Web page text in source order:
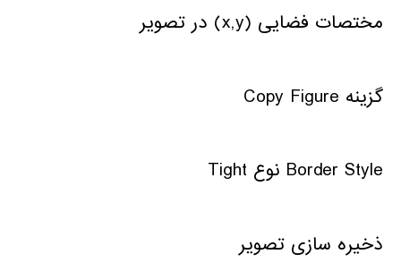
مختصات فضایی (x,y) در تصویر
گزینه Copy Figure
Border Style نوع Tight
ذخیره سازی تصویر